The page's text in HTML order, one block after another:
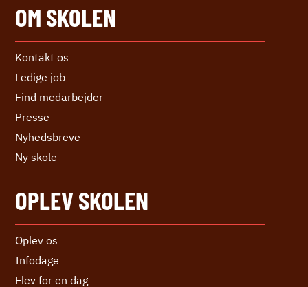
OM SKOLEN
Kontakt os
Ledige job
Find medarbejder
Presse
Nyhedsbreve
Ny skole
OPLEV SKOLEN
Oplev os
Infodage
Elev for en dag